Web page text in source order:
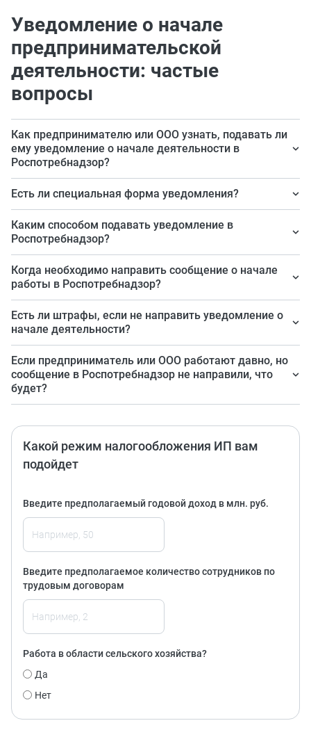
Уведомление о начале
предпринимательской
деятельности: частые
вопросы
Как предпринимателю или ООО узнать, подавать ли
ему уведомление о начале деятельности в
Роспотребнадзор?
Для этого проверьте применяемый ОКВЭД или ОКПД 2
Правительства РФ № 725 от 27.05.2025.
Есть ли специальная форма уведомления?
Да, она утверждена тем же постановлением
Правительства РФ № 725 от 27.05.2025 — приложение
№ 2 к нему.
Каким способом подавать уведомление в
Роспотребнадзор?
Сейчас этот документ разрешено подать только
одним способом — через личный кабинет ИП или ООО
на Госуслугах.
Когда необходимо направить сообщение о начале
работы в Роспотребнадзор?
Не позднее дня фактического начала осуществления
вида деятельности, указанного в перечне.
Есть ли штрафы, если не направить уведомление о
начале деятельности?
Да, они предусмотрены в ст. 19.7.5-1 КоАП РФ, в
зависимости от вида нарушения штраф составляет от
7000 до 60 000 руб.
Если предприниматель или ООО работают давно, но
сообщение в Роспотребнадзор не направили, что
будет?
деятельности по определенному направлению, по
окончании этого периода штрафдопускается
оспорить в связи с истечением срока давности
Какой режим налогообложения ИП вам
подойдет
Введите предполагаемый годовой доход в млн. руб.
Введите предполагаемое количество сотрудников по
трудовым договорам
Работа в области сельского хозяйства?
Да
Нет